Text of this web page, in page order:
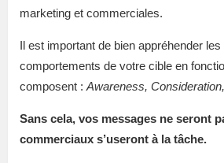
marketing et commerciales.
Il est important de bien appréhender
comportements de votre cible en
composent : Awareness,
Sans cela, vos messages ne seront
commerciaux s’useront à la tâche.